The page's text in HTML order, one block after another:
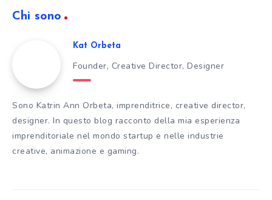
Chi sono
Kat Orbeta
Founder, Creative Director, Designer
Sono Katrin Ann Orbeta, imprenditrice, creative director,
designer. In questo blog racconto della mia esperienza
imprenditoriale nel mondo startup e nelle industrie
creative, animazione e gaming.